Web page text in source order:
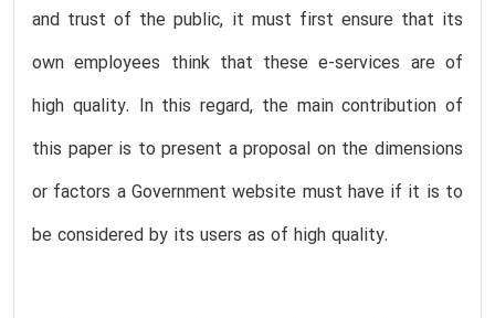
and trust of the public, it must first ensure that its
own employees think that these e-services are of
high quality. In this regard, the main contribution of
this paper is to present a proposal on the dimensions
or factors a Government website must have if it is to
be considered by its users as of high quality.